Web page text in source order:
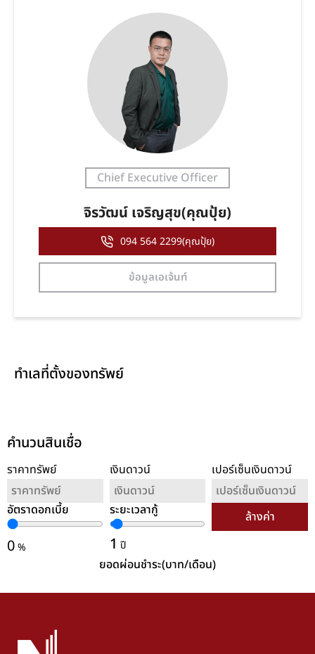
Chief Executive Officer
จิรวัฒน์ เจริญสุข(คุณปุ้ย)
094 564 2299(คุณปุ้ย)
ข้อมูลเอเจ้นท์
ทำเลที่ตั้งของทรัพย์
คำนวนสินเชื่อ
ราคาทรัพย์ เงินดาวน์ เปอร์เซ็นเงินดาวน์
อัตราดอกเบี้ย
0%
ระยะเวลากู้
1 ปี
ล้างค่า
ยอดผ่อนชำระ(บาท/เดือน)